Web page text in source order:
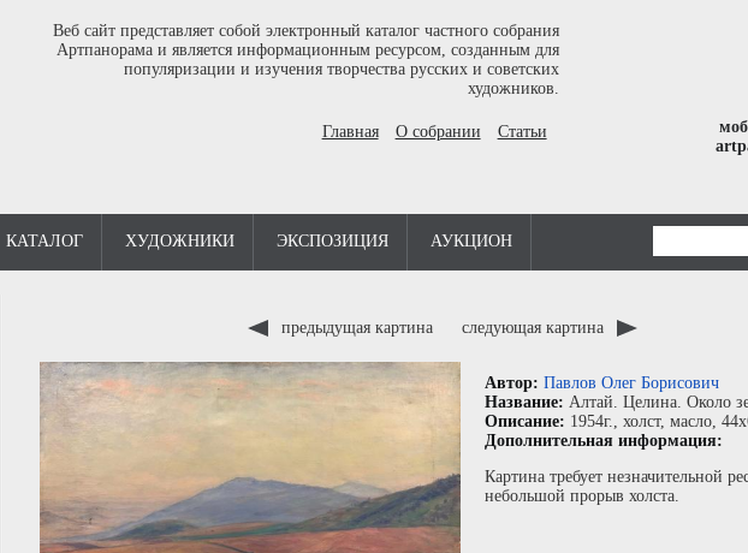
Веб сайт представляет собой электронный каталог частного собрания
Артпанорама и является информационным ресурсом, созданным для
популяризации и изучения творчества русских и советских
художников.
Главная О собрании Статьи
КАТАЛОГ ХУДОЖНИКИ ЭКСПОЗИЦИЯ АУКЦИОН
предыдущая картина следующая картина
Автор: Павлов Олег Борисович
Название: Алтай. Целина. Около
Описание: 1954г., холст, масло,
Дополнительная информация:
Картина требует незначительной
небольшой прорыв холста.